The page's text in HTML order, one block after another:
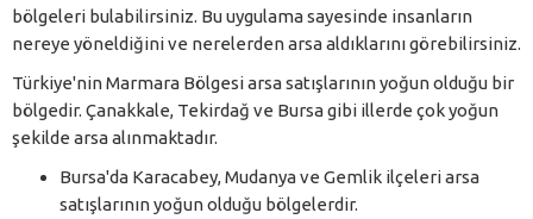
bölgeleri bulabilirsiniz. Bu uygulama sayesinde insanların
nereye yöneldiğini ve nerelerden arsa aldıklarını görebilirsiniz.
Türkiye'nin Marmara Bölgesi arsa satışlarının yoğun olduğu bir
bölgedir. Çanakkale, Tekirdağ ve Bursa gibi illerde çok yoğun
şekilde arsa alınmaktadır.
Bursa'da Karacabey, Mudanya ve Gemlik ilçeleri arsa
satışlarının yoğun olduğu bölgelerdir.